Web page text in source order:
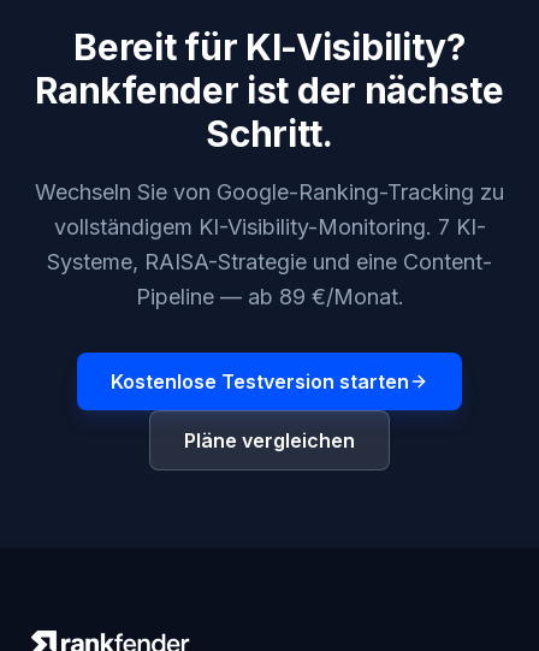
Bereit für KI-Visibility?
Rankfender ist der nächste
Schritt.
Wechseln Sie von Google-Ranking-Tracking zu
vollständigem KI-Visibility-Monitoring. 7 KI-
Systeme, RAISA-Strategie und eine Content-
Pipeline — ab 89 €/Monat.
Kostenlose Testversion starten
Pläne vergleichen